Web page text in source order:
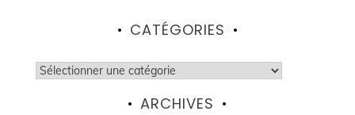
CATÉGORIES
Catégories
ARCHIVES